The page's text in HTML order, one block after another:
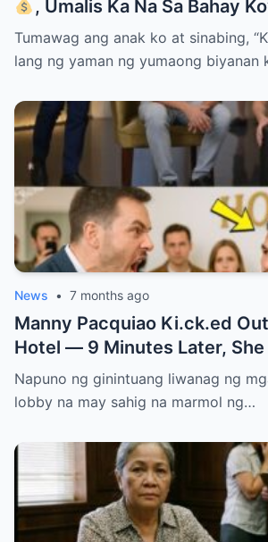
, Umalis Ka Na Sa Bahay
Niya Alam Na…
Tumawag ang anak ko at sinabing,
lang ng yaman ng yumaong biyanan
News • 7 months ago
Manny Pacquiao Ki.ck.ed
Hotel — 9 Minutes Later,
Entire Staff…..
Napuno ng ginintuang liwanag ng
lobby na may sahig na marmol ng…